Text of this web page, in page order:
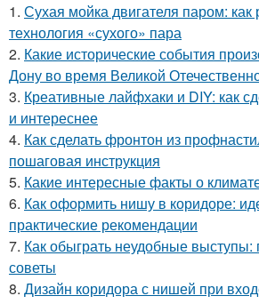
1. Сухая мойка двигателя паром: как
технология «сухого» пара
2. Какие исторические события
Дону во время Великой
3. Креативные лайфхаки и DIY: как
и интереснее
4. Как сделать фронтон из
пошаговая инструкция
5. Какие интересные факты о
6. Как оформить нишу в коридоре:
практические рекомендации
7. Как обыграть неудобные выступы:
советы
8. Дизайн коридора с нишей при